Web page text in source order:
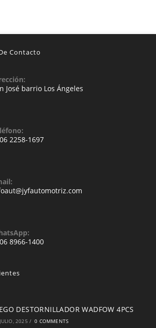
Contacto
José barrio Los Ángeles
2258-1697
8966-1400Opens
DESTORNILLADOR WADFOW 4PCS
2025 / 0 COMMENTS